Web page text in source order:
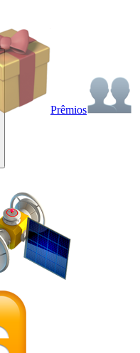
Prêmios